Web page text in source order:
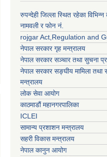
रुपन्देही जिल्ला स्थित रहेका विभिन्न
नामवली र फाेन न‌ं.
rojgar Act,Regulation and
नेपाल सरकार गृह मन्त्रालय
नेपाल सरकार सञ्चार तथा सुचना
नेपाल सरकार सङ्घीय मामिला तथा
मन्त्रालय
लोक सेवा आयोग
काठमाडौं महानगरपालिका
ICLEI
सामान्य प्रशाशन मन्त्रालय
सहरी विकास मन्त्रालय
नेपाल कानुन आयोग